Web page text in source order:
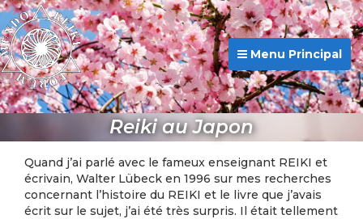
Menu Principal
Reiki au Japon
Quand j’ai parlé avec le fameux enseignant REIKI et
écrivain, Walter Lübeck en 1996 sur mes recherches
concernant l’histoire du REIKI et le livre que j’avais
écrit sur le sujet, j’ai été très surpris. Il était tellement